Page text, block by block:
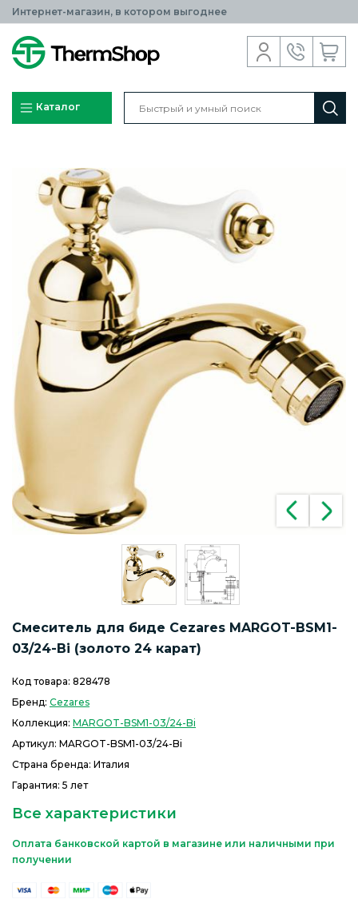
Интернет-магазин, в котором выгоднее
Каталог
Смеситель для биде Cezares MARGOT-BSM1-
03/24-Bi (золото 24 карат)
Код товара: 828478
Бренд: Cezares
Коллекция: MARGOT-BSM1-03/24-Bi
Артикул: MARGOT-BSM1-03/24-Bi
Страна бренда: Италия
Гарантия: 5 лет
Все характеристики
Оплата банковской картой в магазине или наличными при
получении